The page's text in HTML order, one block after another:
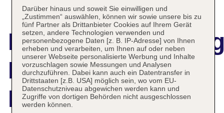
PLAZA INN
Regensburg
Darüber hinaus und soweit Sie einwilligen und
„Zustimmen“ auswählen, können wir sowie unsere bis zu
fünf Partner als Drittanbieter Cookies auf Ihrem Gerät
setzen, andere Technologien verwenden und
personenbezogene Daten [z. B. IP-Adresse] von Ihnen
erheben und verarbeiten, um Ihnen auf oder neben
unserer Webseite personalisierte Werbung und Inhalte
vorzuschlagen sowie Messungen und Analysen
durchzuführen. Dabei kann auch ein Datentransfer in
Drittstaaten [z.B. USA] möglich sein, wo vom EU-
Datenschutzniveau abgewichen werden kann und
Zugriffe von dortigen Behörden nicht ausgeschlossen
werden können.